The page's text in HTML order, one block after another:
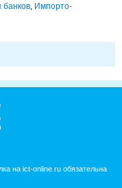
, Импорто­
на ict-online.ru обязательна